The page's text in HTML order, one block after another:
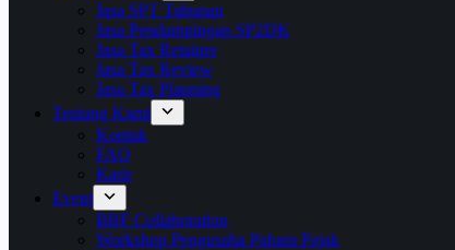
Jasa SPT Tahunan
Jasa Pendampingan SP2DK
Jasa Tax Retainer
Jasa Tax Review
Jasa Tax Planning
Tentang Kami
Kontak
FAQ
Karir
Event
BBF Collaboration
Workshop Pengusaha Paham Pajak